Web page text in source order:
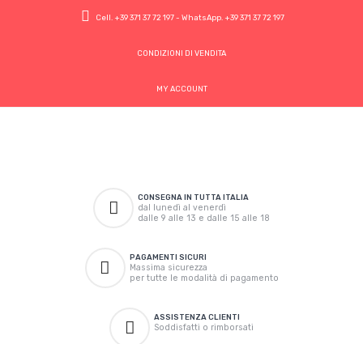
Cell. +39 371 37 72 197- WhatsApp. +39 371 37 72 197
CONDIZIONI DI VENDITA
MY ACCOUNT
CONSEGNA IN TUTTA ITALIA
dal lunedì al venerdì
dalle 9 alle 13 e dalle 15 alle 18
PAGAMENTI SICURI
Massima sicurezza
per tutte le modalità di pagamento
ASSISTENZA CLIENTI
Soddisfatti o rimborsati